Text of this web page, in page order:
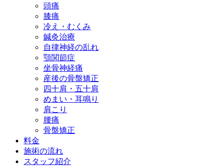
頭痛
膝痛
冷え・むくみ
鍼灸治療
自律神経の乱れ
顎関節症
坐骨神経痛
産後の骨盤矯正
四十肩・五十肩
めまい・耳鳴り
肩こり
腰痛
骨盤矯正
料金
施術の流れ
スタッフ紹介